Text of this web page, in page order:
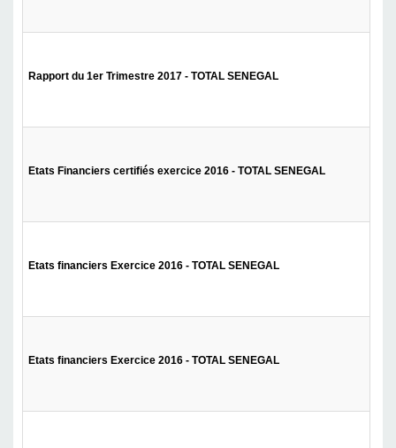
Rapport du 1er Trimestre 2017 - TOTAL SENEGAL
Etats Financiers certifiés exercice 2016 - TOTAL SENEGAL
Etats financiers Exercice 2016 - TOTAL SENEGAL
Etats financiers Exercice 2016 - TOTAL SENEGAL